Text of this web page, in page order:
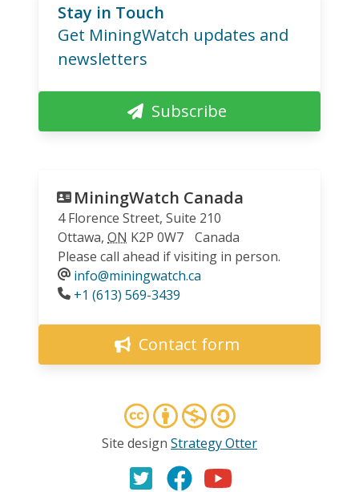
Stay in Touch
Get MiningWatch updates and
newsletters
Subscribe
MiningWatch Canada
4 Florence Street, Suite 210
Ottawa, ON K2P 0W7
Canada
Please call ahead if visiting in person.
info@miningwatch.ca
Phone
+1 (613) 569-3439
Contact form
Site design Strategy Otter